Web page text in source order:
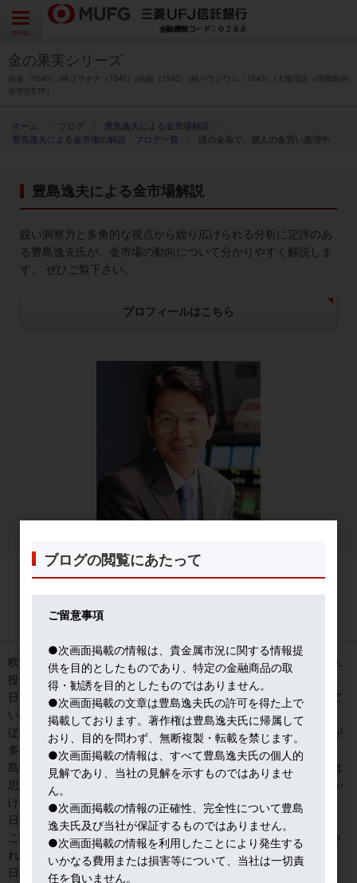
CLOSE
MENU
ブログ
豊島逸夫による金市場解説
豊島逸夫による金市場の解説 ブログ一覧
謎の金高で、個人の金買い急増中
豊島逸夫による金市場解説
鋭い洞察力と多角的な視点から繰り広げられる分析に定評のあ
る豊島逸夫氏が、金市場の動向について分かりやすく解説しま
す。 ぜひご覧下さい。
プロフィールはこちら
謎の金高で、個人の金買い急増中
欧米の金市場関係者が、「謎の金高」に戸惑うなかで、日本人個人
投資家による金の「買い」が目立つ。
日本各地から「店頭で金が売れている」とのレポートが寄せられて
いる。
従来であれば、こんな高い価格水準なら、圧倒的に「売り戻し」が
多かったものだが、時代は変わった。
島国の日本に住む国民ゆえ、アジアの地政学的リスクが他人事とは
思えず、更に、日本国内の政治迷走も、将来への不安感に拍車をか
けている。
日銀がインフレを抑え込めるのか、不信感も募る。
このような状況下で、リスクヘッジとして金が本来の役割を期待さ
れているようだ。
日本株も買うが、金も買う、というトレンドは健全である。
金の果実シリーズ
純金（1540）/純プラチナ（1541）/純銀（1542）/純パラジウム（1543）/上場信託（現物国内
保管型ETF）
金の果実シリーズとは
特徴とメリット
各種お手続き
ブログ
よくあるご質問 お問い合わせ
ブログの閲覧にあたって
ご留意事項
●次画面掲載の情報は、貴金属市況に関する情報提
供を目的としたものであり、特定の金融商品の取
得・勧誘を目的としたものではありません。
●次画面掲載の文章は豊島逸夫氏の許可を得た上で
掲載しております。著作権は豊島逸夫氏に帰属して
おり、目的を問わず、無断複製・転載を禁じます。
●次画面掲載の情報は、すべて豊島逸夫氏の個人的
見解であり、当社の見解を示すものではありませ
ん。
●次画面掲載の情報の正確性、完全性について豊島
逸夫氏及び当社が保証するものではありません。
●次画面掲載の情報を利用したことにより発生する
いかなる費用または損害等について、当社は一切責
任を負いません。